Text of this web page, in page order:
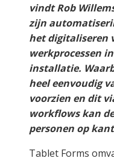
vindt Rob
zijn
het digitaliseren
werkprocessen
installatie.
heel eenvoudig
voorzien en dit
workflows kan
personen op
Tablet Forms